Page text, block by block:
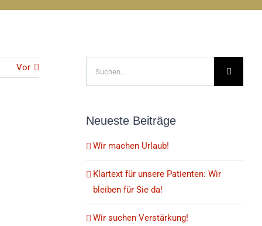
Vor
Neueste Beiträge
Wir machen Urlaub!
Klartext für unsere Patienten: Wir
bleiben für Sie da!
Wir suchen Verstärkung!